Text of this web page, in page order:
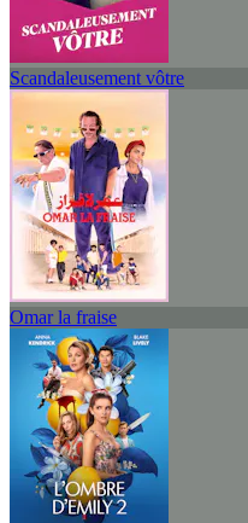
Scandaleusement vôtre
Omar la fraise